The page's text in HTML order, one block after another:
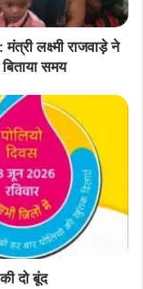
लक्ष्मी राजवाड़े ने
समय
दो बूंद